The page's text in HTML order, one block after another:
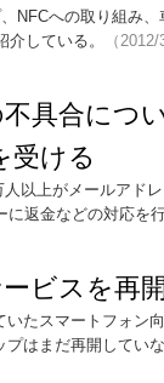
NFCへの取り組み
している。
（
不具合に
受ける
以上がメールアド
に返金などの対応を
ビスを再
いたスマートフォン
プはまだ再開してい